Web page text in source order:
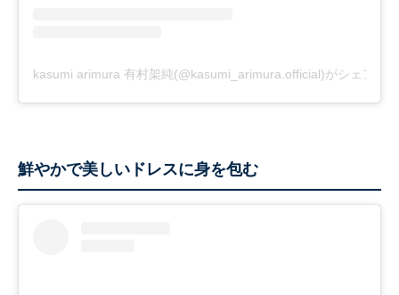
kasumi arimura 有村架純(@kasumi_arimura.official)がシェアし
鮮やかで美しいドレスに身を包む